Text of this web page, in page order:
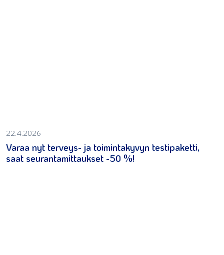
22.4.2026
Varaa nyt terveys- ja toimintakyvyn testipaketti,
saat seurantamittaukset -50 %!